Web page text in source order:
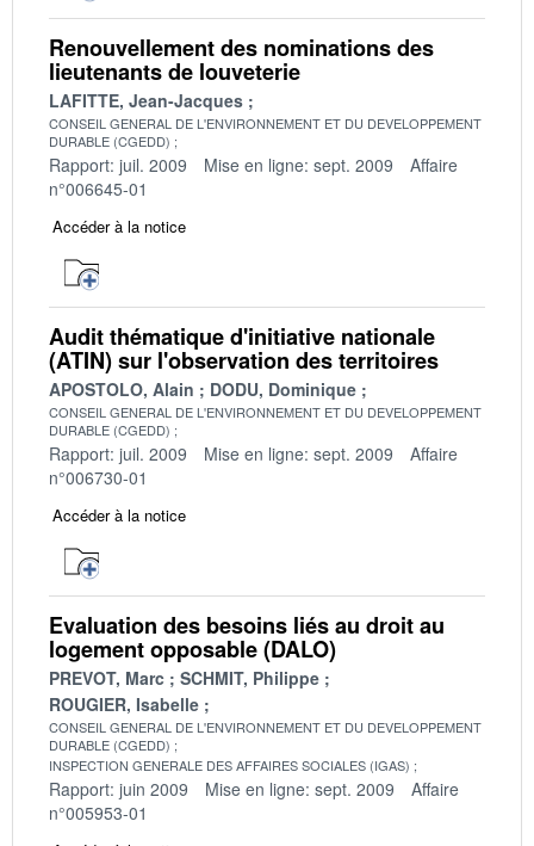
Renouvellement des nominations des
lieutenants de louveterie
LAFITTE, Jean-Jacques
CONSEIL GENERAL DE L'ENVIRONNEMENT ET DU DEVELOPPEMENT
DURABLE (CGEDD)
Rapport: juil. 2009 Mise en ligne: sept. 2009
Affaire
n°006645-01
Accéder à la notice
Audit thématique d'initiative nationale
(ATIN) sur l'observation des territoires
APOSTOLO, Alain DODU, Dominique
CONSEIL GENERAL DE L'ENVIRONNEMENT ET DU DEVELOPPEMENT
DURABLE (CGEDD)
Rapport: juil. 2009 Mise en ligne: sept. 2009
Affaire
n°006730-01
Accéder à la notice
Evaluation des besoins liés au droit au
logement opposable (DALO)
PREVOT, Marc
SCHMIT, Philippe
ROUGIER, Isabelle
CONSEIL GENERAL DE L'ENVIRONNEMENT ET DU DEVELOPPEMENT
DURABLE (CGEDD)
INSPECTION GENERALE DES AFFAIRES SOCIALES (IGAS)
Rapport: juin 2009 Mise en ligne: sept. 2009
Affaire
n°005953-01